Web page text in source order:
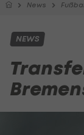
News
NEWS